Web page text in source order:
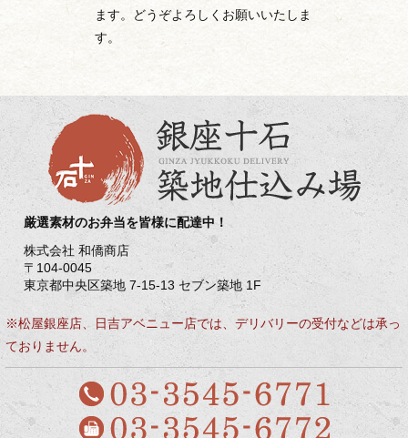
ます。どうぞよろしくお願いいたしま
す。
厳選素材のお弁当を皆様に配達中！
株式会社 和僑商店
〒104-0045
東京都中央区築地 7-15-13 セブン築地 1F
※松屋銀座店、日吉アベニュー店では、デリバリーの受付などは承っ
ておりません。